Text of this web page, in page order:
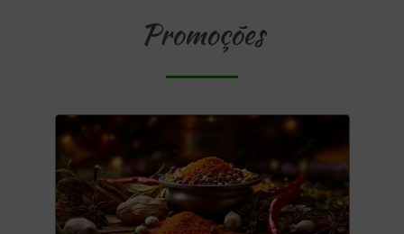
Promoções